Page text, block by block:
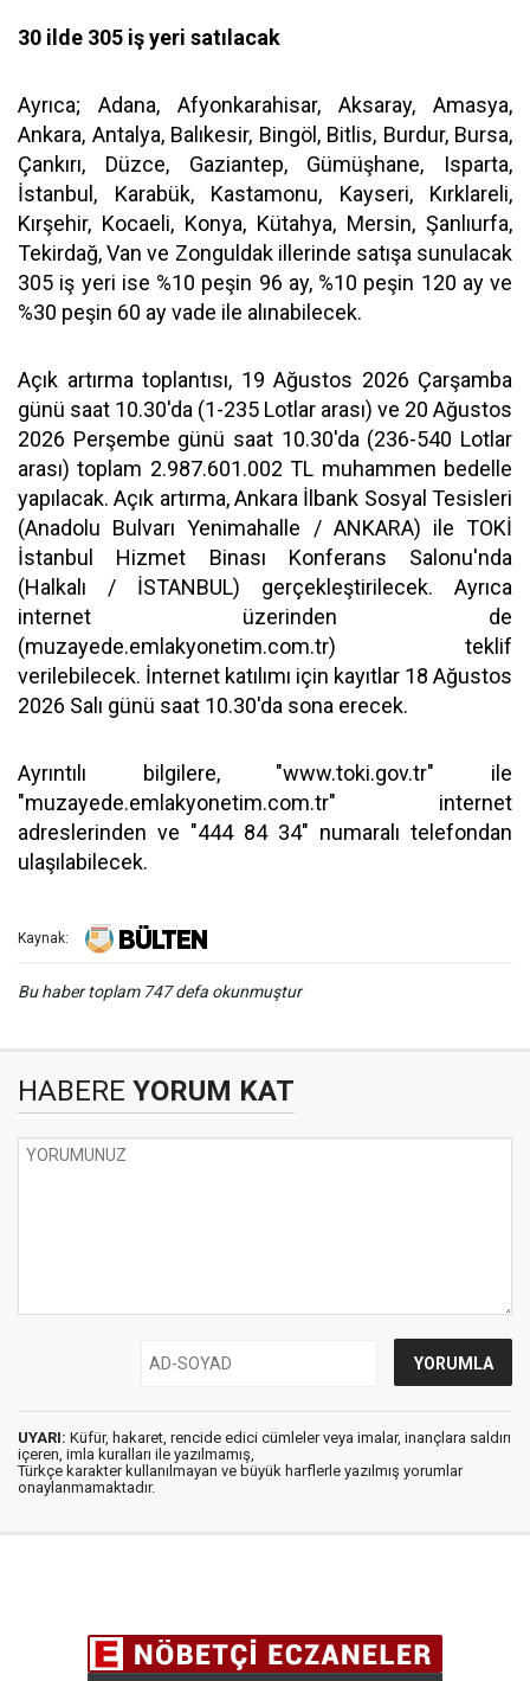
30 ilde 305 iş yeri satılacak
Ayrıca; Adana, Afyonkarahisar, Aksaray, Amasya,
Ankara, Antalya, Balıkesir, Bingöl, Bitlis, Burdur, Bursa,
Çankırı, Düzce, Gaziantep, Gümüşhane, Isparta,
İstanbul, Karabük, Kastamonu, Kayseri, Kırklareli,
Kırşehir, Kocaeli, Konya, Kütahya, Mersin, Şanlıurfa,
Tekirdağ, Van ve Zonguldak illerinde satışa sunulacak
305 iş yeri ise %10 peşin 96 ay, %10 peşin 120 ay ve
%30 peşin 60 ay vade ile alınabilecek.
Açık artırma toplantısı, 19 Ağustos 2026 Çarşamba
günü saat 10.30'da (1-235 Lotlar arası) ve 20 Ağustos
2026 Perşembe günü saat 10.30'da (236-540 Lotlar
arası) toplam 2.987.601.002 TL muhammen bedelle
yapılacak. Açık artırma, Ankara İlbank Sosyal Tesisleri
(Anadolu Bulvarı Yenimahalle / ANKARA) ile TOKİ
İstanbul Hizmet Binası Konferans Salonu'nda
(Halkalı / İSTANBUL) gerçekleştirilecek. Ayrıca
internet üzerinden de
(muzayede.emlakyonetim.com.tr) teklif
verilebilecek. İnternet katılımı için kayıtlar 18 Ağustos
2026 Salı günü saat 10.30'da sona erecek.
Ayrıntılı bilgilere, "www.toki.gov.tr" ile
"muzayede.emlakyonetim.com.tr" internet
adreslerinden ve "444 84 34" numaralı telefondan
ulaşılabilecek.
Kaynak:
Bu haber toplam 747 defa okunmuştur
HABERE YORUM KAT
UYARI: Küfür, hakaret, rencide edici cümleler veya imalar, inançlara saldırı
içeren, imla kuralları ile yazılmamış,
Türkçe karakter kullanılmayan ve büyük harflerle yazılmış yorumlar
onaylanmamaktadır.